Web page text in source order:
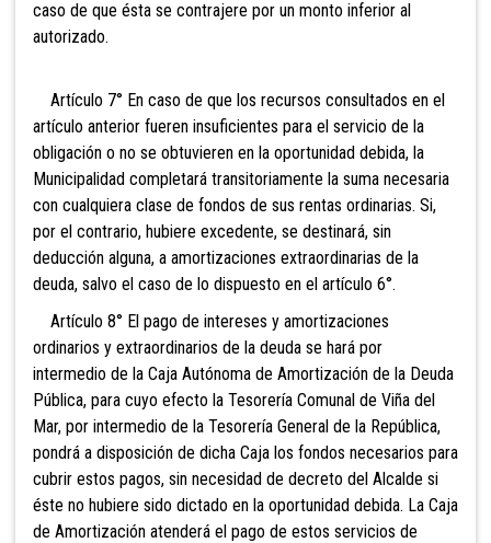
caso de que ésta se contrajere por un monto inferior al
autorizado.
Artículo 7° En caso de que los recursos consultados en el
artículo anterior fueren insuficientes para el servicio de la
obligación o no se obtuvieren en la oportunidad debida, la
Municipalidad completará transitoriamente la suma necesaria
con cualquiera clase de fondos de sus rentas ordinarias. Si,
por el contrario, hubiere excedente, se destinará, sin
deducción alguna, a amortizaciones extraordinarias de la
deuda, salvo el caso de lo dispuesto en el artículo 6°.
Artículo 8° El pago de intereses y amortizaciones
ordinarios y extraordinarios de la deuda se hará por
intermedio de la Caja Autónoma de Amortización de la Deuda
Pública, para cuyo efecto la Tesorería Comunal de Viña del
Mar, por intermedio de la Tesorería General de la República,
pondrá a disposición de dicha Caja los fondos necesarios para
cubrir estos pagos, sin necesidad de decreto del Alcalde si
éste no hubiere sido dictado en la oportunidad debida. La Caja
de Amortización atenderá el pago de estos servicios de